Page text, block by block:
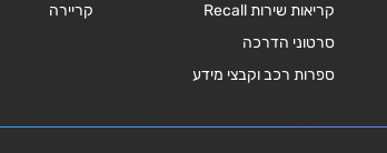
קריאות שירות Recall
סרטוני הדרכה
ספרות רכב וקבצי מידע
קריירה